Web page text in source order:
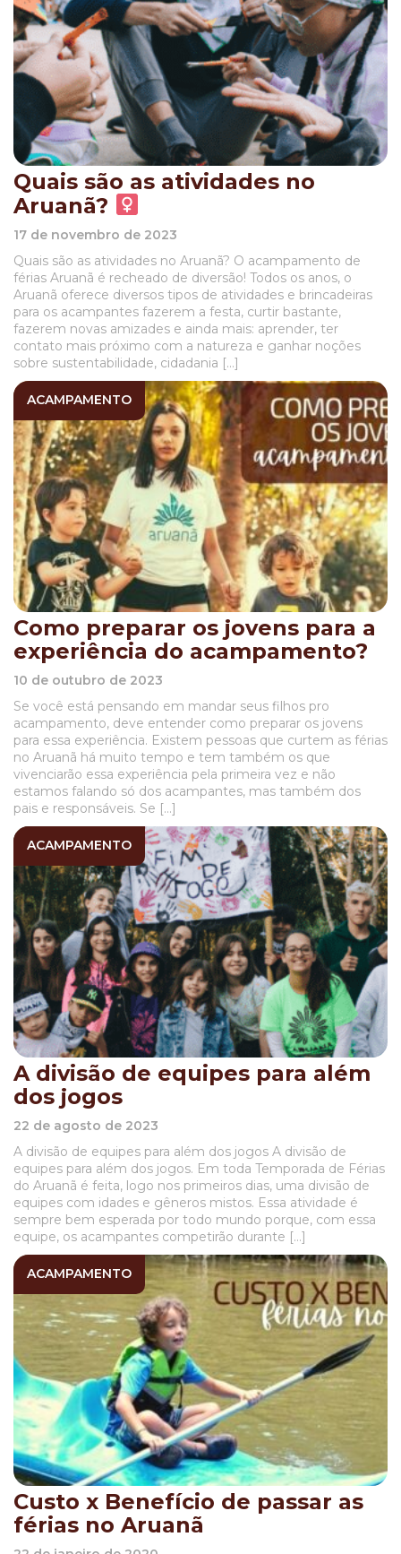
Quais são as atividades no
Aruanã? ‍
17 de novembro de 2023
Quais são as atividades no Aruanã? O acampamento de
férias Aruanã é recheado de diversão! Todos os anos, o
Aruanã oferece diversos tipos de atividades e brincadeiras
para os acampantes fazerem a festa, curtir bastante,
fazerem novas amizades e ainda mais: aprender, ter
contato mais próximo com a natureza e ganhar noções
sobre sustentabilidade, cidadania […]
ACAMPAMENTO
Como preparar os jovens para a
experiência do acampamento?
10 de outubro de 2023
Se você está pensando em mandar seus filhos pro
acampamento, deve entender como preparar os jovens
para essa experiência. Existem pessoas que curtem as férias
no Aruanã há muito tempo e tem também os que
vivenciarão essa experiência pela primeira vez e não
estamos falando só dos acampantes, mas também dos
pais e responsáveis. Se […]
ACAMPAMENTO
A divisão de equipes para além
dos jogos
22 de agosto de 2023
A divisão de equipes para além dos jogos A divisão de
equipes para além dos jogos. Em toda Temporada de Férias
do Aruanã é feita, logo nos primeiros dias, uma divisão de
equipes com idades e gêneros mistos. Essa atividade é
sempre bem esperada por todo mundo porque, com essa
equipe, os acampantes competirão durante […]
ACAMPAMENTO
Custo x Benefício de passar as
férias no Aruanã